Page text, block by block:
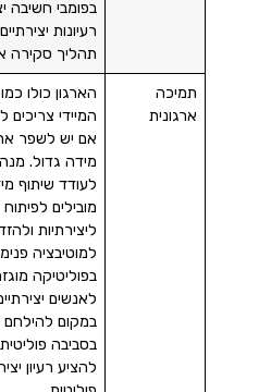
בפומבי חשיבה
רעיונות
תהליך סקירה
תמיכה
ארגונית
הארגון כולו
המיידי
אם יש לשפר
מידה גדול.
לעודד שיתוף
מובילים
ליצירתיות
למוטיבציה
בפוליטיקה
לאנשים
במקום להילחם
בסביבה
להציע רעיון